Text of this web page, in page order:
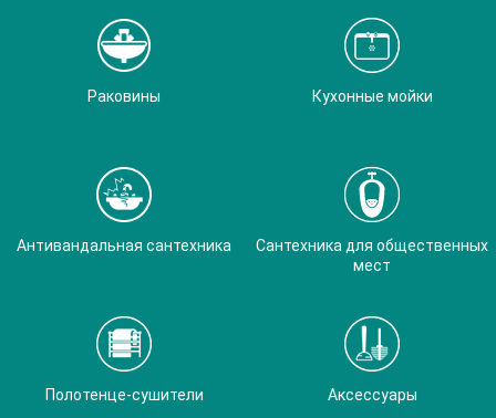
Раковины Кухонные мойки
Антивандальная сантехника
Сантехника для общественных
мест
Полотенце-сушители Аксессуары